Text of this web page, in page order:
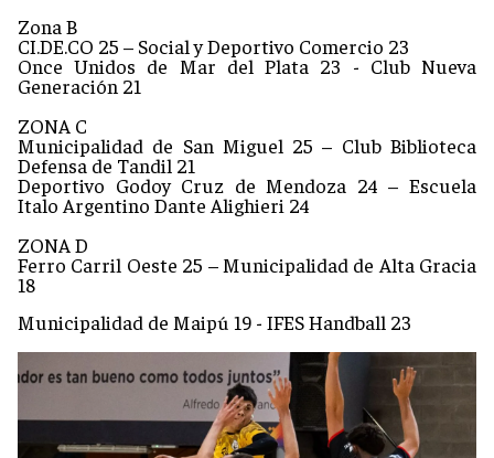
Zona B
CI.DE.CO 25 – Social y Deportivo Comercio 23
Once Unidos de Mar del Plata 23 - Club Nueva
Generación 21
ZONA C
Municipalidad de San Miguel 25 – Club Biblioteca
Defensa de Tandil 21
Deportivo Godoy Cruz de Mendoza 24 – Escuela
Italo Argentino Dante Alighieri 24
ZONA D
Ferro Carril Oeste 25 – Municipalidad de Alta Gracia
18
Municipalidad de Maipú 19 - IFES Handball 23